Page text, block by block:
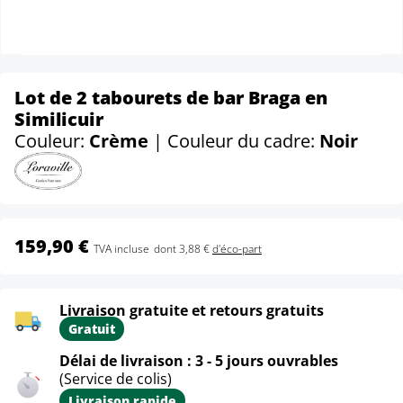
Lot de 2 tabourets de bar Braga en
Similicuir
Couleur: Crème | Couleur du cadre: Noir
159,90 € TVA incluse dont 3,88 €d'éco-part
Livraison gratuite et retours gratuits
Gratuit
Délai de livraison : 3 - 5 jours ouvrables
(Service de colis)